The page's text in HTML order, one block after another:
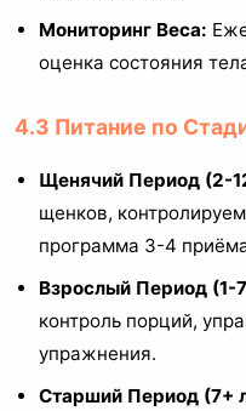
Мониторинг Веса:
оценка состояния
4.3 Питание по
Щенячий Период (2-
щенков,
программа 3-4
Взрослый Период (1-
контроль порций,
упражнения.
Старший Период (7+